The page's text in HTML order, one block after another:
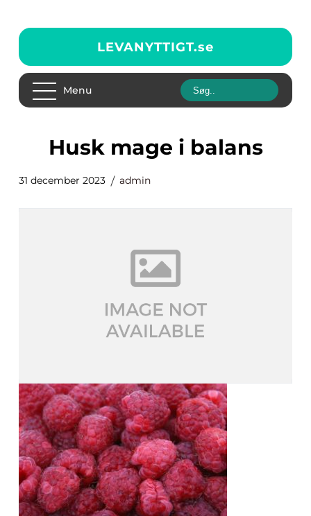
LEVANYTTIGT.se
Menu
husk mage i balans
31 december 2023 admin